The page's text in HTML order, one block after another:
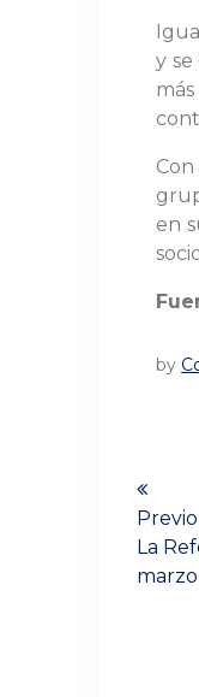
y
en
by
de
post:
La
marzo